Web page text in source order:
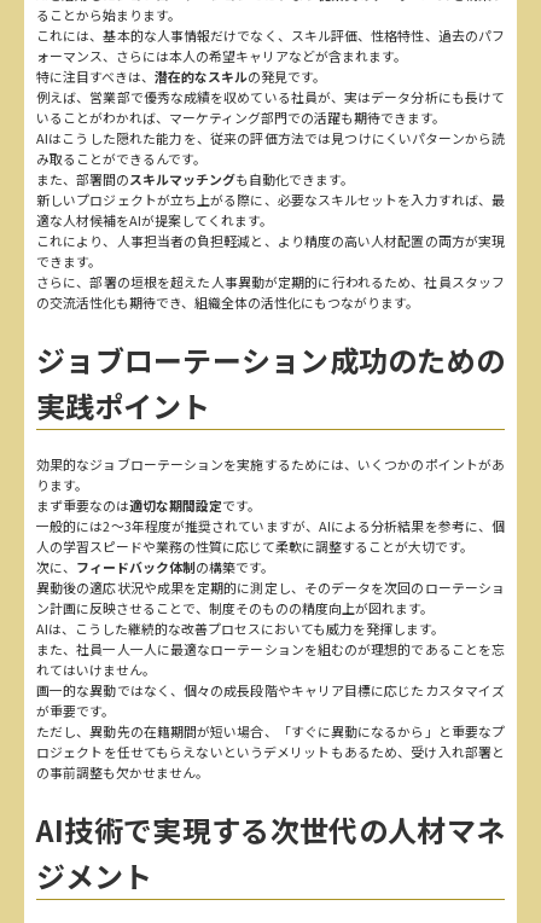
ることから始まります。
これには、基本的な人事情報だけでなく、スキル評価、性格特性、過去のパフ
ォーマンス、さらには本人の希望キャリアなどが含まれます。
特に注目すべきは、 潜在的なスキルの発見です。
例えば、営業部で優秀な成績を収めている社員が、実はデータ分析にも長けて
いることがわかれば、マーケティング部門での活躍も期待できます。
AIはこうした隠れた能力を、従来の評価方法では見つけにくいパターンから読
み取ることができるんです。
また、部署間のスキルマッチングも自動化できます。
新しいプロジェクトが立ち上がる際に、必要なスキルセットを入力すれば、最
適な人材候補をAIが提案してくれます。
これにより、人事担当者の負担軽減と、より精度の高い人材配置の両方が実現
できます。
さらに、部署の垣根を超えた人事異動が定期的に行われるため、社員スタッフ
の交流活性化も期待でき、組織全体の活性化にもつながります。
ジョブローテーション成功のための
実践ポイント
効果的なジョブローテーションを実施するためには、いくつかのポイントがあ
ります。
まず重要なのは適切な期間設定です。
一般的には2～3年程度が推奨されていますが、AIによる分析結果を参考に、個
人の学習スピードや業務の性質に応じて柔軟に調整することが大切です。
次に、 フィードバック体制の構築です。
異動後の適応状況や成果を定期的に測定し、そのデータを次回のローテーショ
ン計画に反映させることで、制度そのものの精度向上が図れます。
AIは、こうした継続的な改善プロセスにおいても威力を発揮します。
また、社員一人一人に最適なローテーションを組むのが理想的であることを忘
れてはいけません。
画一的な異動ではなく、個々の成長段階やキャリア目標に応じたカスタマイズ
が重要です。
ただし、異動先の在籍期間が短い場合、「すぐに異動になるから」と重要なプ
ロジェクトを任せてもらえないというデメリットもあるため、受け入れ部署と
の事前調整も欠かせません。
AI技術で実現する次世代の人材マネ
ジメント